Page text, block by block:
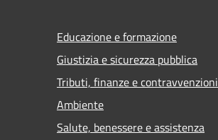
Educazione e formazione
Giustizia e sicurezza pubblica
Tributi, finanze e contravvenzioni
Ambiente
Salute, benessere e assistenza